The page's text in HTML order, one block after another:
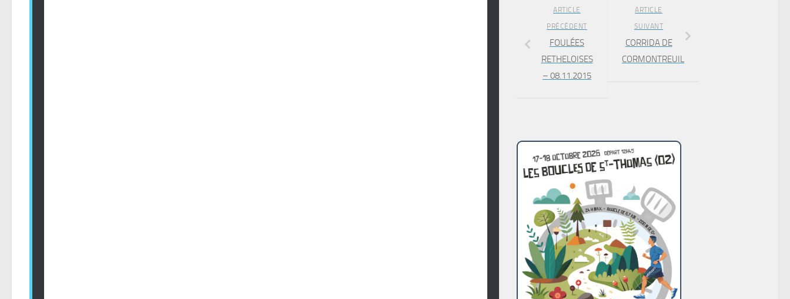
ARTICLE
SUIVANT
CORRIDA DE
CORMONTREUIL
ARTICLE
PRÉCÉDENT
FOULÉES
RETHELOISES
– 08.11.2015